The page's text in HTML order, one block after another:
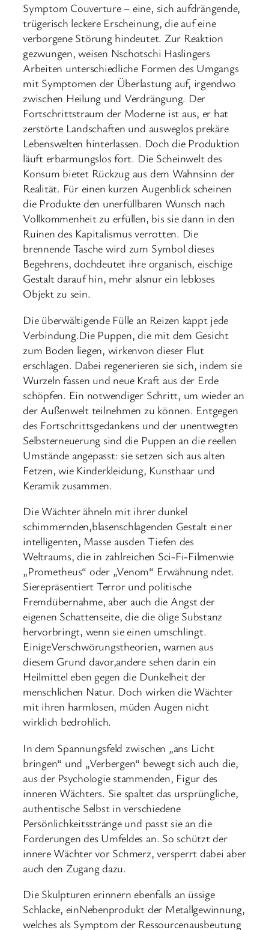
Symptom Couverture – eine, sich aufdrängende,
trügerisch leckere Erscheinung, die auf eine
verborgene Störung hindeutet. Zur Reaktion
gezwungen, weisen Nschotschi Haslingers
Arbeiten unterschiedliche Formen des Umgangs
mit Symptomen der Überlastung auf, irgendwo
zwischen Heilung und Verdrängung. Der
Fortschrittstraum der Moderne ist aus, er hat
zerstörte Landschaften und ausweglos prekäre
Lebenswelten hinterlassen. Doch die Produktion
läuft erbarmungslos fort. Die Scheinwelt des
Konsum bietet Rückzug aus dem Wahnsinn der
Realität. Für einen kurzen Augenblick scheinen
die Produkte den unerfüllbaren Wunsch nach
Vollkommenheit zu erfüllen, bis sie dann in den
Ruinen des Kapitalismus verrotten. Die
brennende Tasche wird zum Symbol dieses
Begehrens, dochdeutet ihre organisch, eischige
Gestalt darauf hin, mehr alsnur ein lebloses
Objekt zu sein.
Die überwältigende Fülle an Reizen kappt jede
Verbindung.Die Puppen, die mit dem Gesicht
zum Boden liegen, wirkenvon dieser Flut
erschlagen. Dabei regenerieren sie sich, indem sie
Wurzeln fassen und neue Kraft aus der Erde
schöpfen. Ein notwendiger Schritt, um wieder an
der Außenwelt teilnehmen zu können. Entgegen
des Fortschrittsgedankens und der unentwegten
Selbsterneuerung sind die Puppen an die reellen
Umstände angepasst: sie setzen sich aus alten
Fetzen, wie Kinderkleidung, Kunsthaar und
Keramik zusammen.
Die Wächter ähneln mit ihrer dunkel
schimmernden,blasenschlagenden Gestalt einer
intelligenten, Masse ausden Tiefen des
Weltraums, die in zahlreichen Sci-Fi-Filmenwie
„Prometheus“ oder „Venom“ Erwähnung ndet.
Sierepräsentiert Terror und politische
Fremdübernahme, aber auch die Angst der
eigenen Schattenseite, die die ölige Substanz
hervorbringt, wenn sie einen umschlingt.
EinigeVerschwörungstheorien, warnen aus
diesem Grund davor,andere sehen darin ein
Heilmittel eben gegen die Dunkelheit der
menschlichen Natur. Doch wirken die Wächter
mit ihren harmlosen, müden Augen nicht
wirklich bedrohlich.
In dem Spannungsfeld zwischen „ans Licht
bringen“ und „Verbergen“ bewegt sich auch die,
aus der Psychologie stammenden, Figur des
inneren Wächters. Sie spaltet das ursprüngliche,
authentische Selbst in verschiedene
Persönlichkeitsstränge und passt sie an die
Forderungen des Umfeldes an. So schützt der
innere Wächter vor Schmerz, versperrt dabei aber
auch den Zugang dazu.
Die Skulpturen erinnern ebenfalls an üssige
Schlacke, einNebenprodukt der Metallgewinnung,
welches als Symptom der Ressourcenausbeutung